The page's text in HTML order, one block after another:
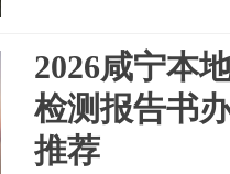
2026咸宁本
检测报告书
推荐